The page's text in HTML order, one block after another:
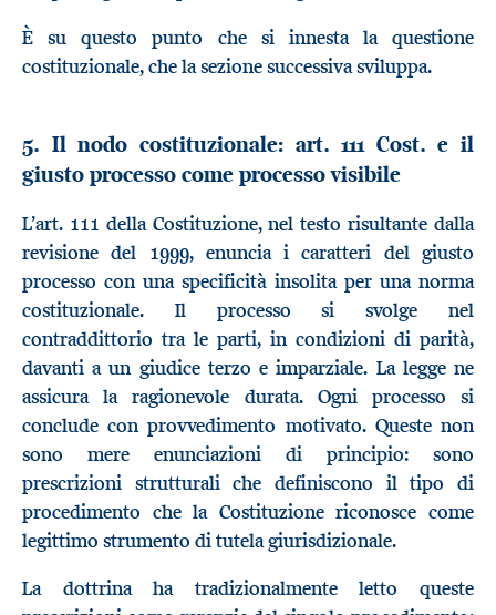
È su questo punto che si innesta la questione
costituzionale, che la sezione successiva sviluppa.
5. Il nodo costituzionale: art. 111 Cost. e il
giusto processo come processo visibile
L’art. 111 della Costituzione, nel testo risultante dalla
revisione del 1999, enuncia i caratteri del giusto
processo con una specificità insolita per una norma
costituzionale. Il processo si svolge nel
contraddittorio tra le parti, in condizioni di parità,
davanti a un giudice terzo e imparziale. La legge ne
assicura la ragionevole durata. Ogni processo si
conclude con provvedimento motivato. Queste non
sono mere enunciazioni di principio: sono
prescrizioni strutturali che definiscono il tipo di
procedimento che la Costituzione riconosce come
legittimo strumento di tutela giurisdizionale.
La dottrina ha tradizionalmente letto queste